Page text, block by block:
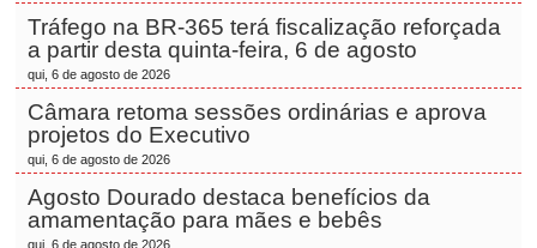
Tráfego na BR-365 terá fiscalização reforçada
a partir desta quinta-feira, 6 de agosto
qui, 6 de agosto de 2026
Câmara retoma sessões ordinárias e aprova
projetos do Executivo
qui, 6 de agosto de 2026
Agosto Dourado destaca benefícios da
amamentação para mães e bebês
qui, 6 de agosto de 2026